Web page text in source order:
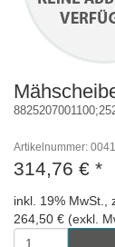
Artikelnummer:
314,76 € *
inkl. 19% MwSt.,
264,50 € (exkl.